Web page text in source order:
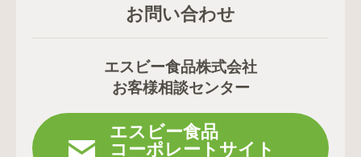
お問い合わせ
エスビー食品株式会社
お客様相談センター
エスビー食品
コーポレートサイト